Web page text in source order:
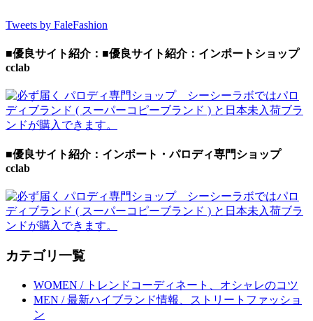
Tweets by FaleFashion
■優良サイト紹介：■優良サイト紹介：インポートショップ
cclab
■優良サイト紹介：インポート・パロディ専門ショップ
cclab
カテゴリ一覧
WOMEN / トレンドコーディネート、オシャレのコツ
MEN / 最新ハイブランド情報、ストリートファッショ
ン